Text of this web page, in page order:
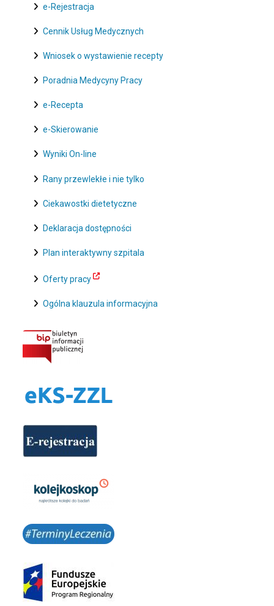
e-Rejestracja
Cennik Usług Medycznych
Wniosek o wystawienie recepty
Poradnia Medycyny Pracy
e-Recepta
e-Skierowanie
Wyniki On-line
Rany przewlekłe i nie tylko
Ciekawostki dietetyczne
Deklaracja dostępności
Plan interaktywny szpitala
Oferty pracy
Ogólna klauzula informacyjna